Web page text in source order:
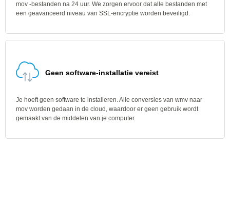
mov -bestanden na 24 uur. We zorgen ervoor dat alle bestanden met
een geavanceerd niveau van SSL-encryptie worden beveiligd.
Geen software-installatie vereist
Je hoeft geen software te installeren. Alle conversies van wmv naar
mov worden gedaan in de cloud, waardoor er geen gebruik wordt
gemaakt van de middelen van je computer.